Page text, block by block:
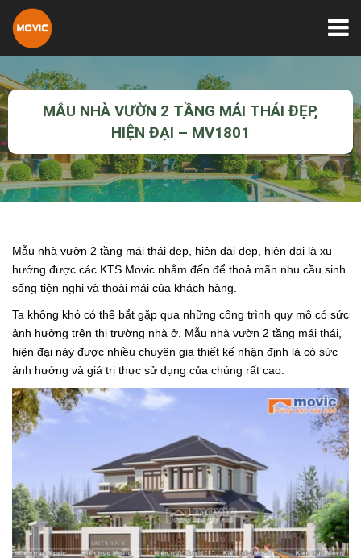
MẪU NHÀ VƯỜN 2 TẦNG MÁI THÁI ĐẸP,
HIỆN ĐẠI – MV1801
Mẫu nhà vườn 2 tầng mái thái đẹp, hiện đại đẹp, hiện đại là xu
hướng được các KTS Movic nhắm đến để thoả mãn nhu cầu sinh
sống tiện nghi và thoải mái của khách hàng.
Ta không khó có thể bắt gặp qua những công trình quy mô có sức
ảnh hưởng trên thị trường nhà ở. Mẫu nhà vườn 2 tầng mái thái,
hiện đại này được nhiều chuyên gia thiết kế nhận định là có sức
ảnh hưởng và giá trị thực sử dụng của chúng rất cao.